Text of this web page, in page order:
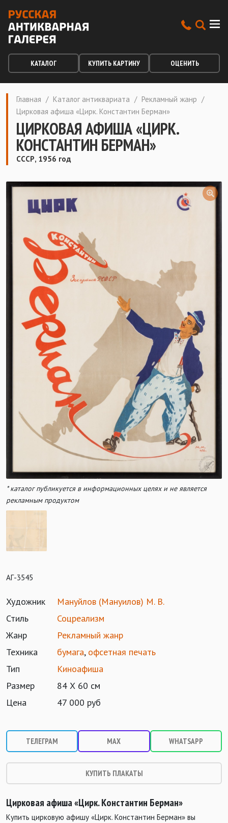
КАТАЛОГ КУПИТЬ КАРТИНУ ОЦЕНИТЬ
Главная / Каталог антиквариата / Рекламный жанр /
Цирковая афиша «Цирк. Константин Берман»
ЦИРКОВАЯ АФИША «ЦИРК.
КОНСТАНТИН БЕРМАН»
СССР, 1956 год
* каталог публикуется в информационных целях и не является
рекламным продуктом
АГ-3545
Художник
Мануйлов (Мануилов) М. В.
Стиль
Соцреализм
Жанр
Рекламный жанр
Техника
бумага, офсетная печать
Тип
Киноафиша
Размер
84 Х 60 см
Цена
47 000 руб
ТЕЛЕГРАМ MAX WHATSAPP
КУПИТЬ ПЛАКАТЫ
Цирковая афиша «Цирк. Константин Берман»
Купить цирковую афишу «Цирк. Константин Берман» вы